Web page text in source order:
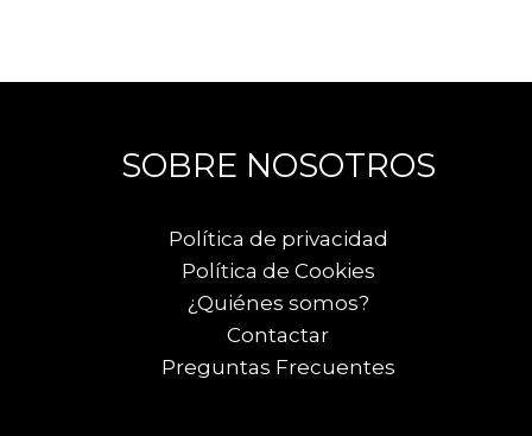
SOBRE NOSOTROS
Política de privacidad
Política de Cookies
¿Quiénes somos?
Contactar
Preguntas Frecuentes